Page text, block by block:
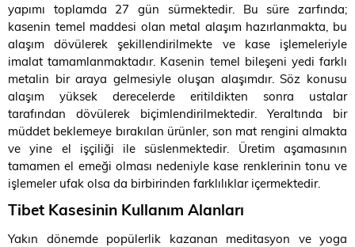
yapımı toplamda 27 gün sürmektedir. Bu süre zarfında;
kasenin temel maddesi olan metal alaşım hazırlanmakta, bu
alaşım dövülerek şekillendirilmekte ve kase işlemeleriyle
imalat tamamlanmaktadır. Kasenin temel bileşeni yedi farklı
metalin bir araya gelmesiyle oluşan alaşımdır. Söz konusu
alaşım yüksek derecelerde eritildikten sonra ustalar
tarafından dövülerek biçimlendirilmektedir. Yeraltında bir
müddet beklemeye bırakılan ürünler, son mat rengini almakta
ve yine el işçiliği ile süslenmektedir. Üretim aşamasının
tamamen el emeği olması nedeniyle kase renklerinin tonu ve
işlemeler ufak olsa da birbirinden farklılıklar içermektedir.
Tibet Kasesinin Kullanım Alanları
Yakın dönemde popülerlik kazanan meditasyon ve yoga